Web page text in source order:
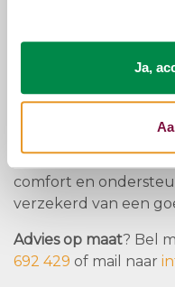
Ja,
past. Bij Slaapwereld
aan in onze
overgaat. Naast onze
comfort en
verzekerd van een
Advies op maat? Bel
692 429 of mail naar